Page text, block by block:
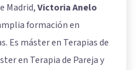
Madrid,Victoria Anelo
formación en
Es máster en Terapias de
en Terapia de Pareja y